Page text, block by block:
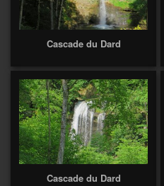
Cascade du Dard
Cascade du Dard